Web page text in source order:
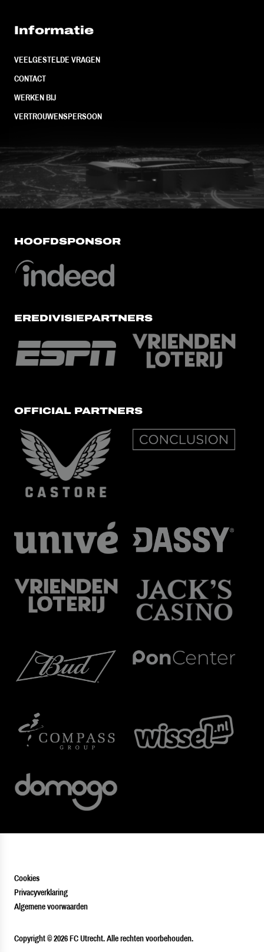
Informatie
VEELGESTELDE VRAGEN
CONTACT
WERKEN BIJ
VERTROUWENSPERSOON
FC Utrecht<br>vanuit<br>het
HOOFDSPONSOR
EREDIVISIEPARTNERS
OFFICIAL PARTNERS
Cookies
Privacyverklaring
Algemene voorwaarden
Copyright © 2026 FC Utrecht. Alle rechten voorbehouden.
PLAYER